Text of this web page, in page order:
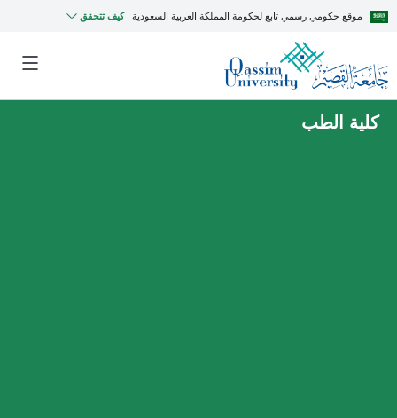
موقع حكومي رسمي تابع لحكومة المملكة العربية السعودية كيف تتحقق
كلية الطب